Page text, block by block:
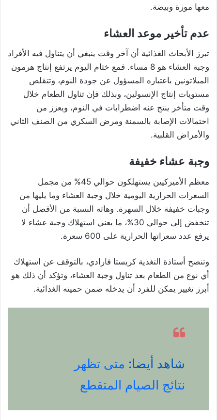
معها موزة وبيضة.
عدم تأخير موعد العشاء
تبرز الأبحاث الغذائية أن آخر وقت ينبغي أن يتناول فيه الأفراد
وجبة العشاء هو 8 مساء. فمع ختام اليوم يرتفع إنتاج هرمون
الميلاتونين باعتباره المسؤول عن جودة النوم، وتتقلص
مستويات إنتاج الإنسولين، وبذلك فإن تناول الطعام خلال
وقت متأخر ينتج عنه اضطرابات في النوم، ويعزز من
احتمالات الإصابة بالسمنة ومرض السكري من الصنف الثاني
والأمراض القلبية.
وجبة عشاء خفيفة
معظم الأميركيين يستهلكون حوالي 45% من مجمل
السعرات الحرارية اليومية خلال وجبة العشاء وما يليها من
وجبات خفيفة خلال السهرة. وهاته النسبة من الأفضل أن
تنخفض إلى حوالي 30%، ما يعني استهلاك وجبة عشاء لا
يرفع عدد سعراتها الحرارية على 600 سعرة.
وتنصح أستاذة التغذية كريستا فارادي، بالتوقف عن استهلاك
أي نوع من الطعام بعد تناول وجبة العشاء، وتؤكد أن ذلك هو
أبرز تغيير يمكن للفرد أن يدخله ضمن حميته الغذائية.
شاهد أيضا: متى تظهر
نتائج الصيام المتقطع